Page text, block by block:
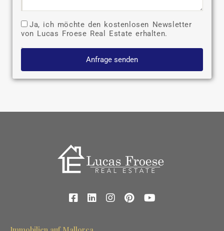
Ja, ich möchte den kostenlosen Newsletter
von Lucas Froese Real Estate erhalten.
Anfrage senden